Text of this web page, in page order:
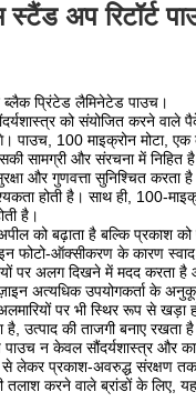
स्टैंड अप रिटॉर्ट
ब्लैक प्रिंटेड लैमिनेटेड पाउच।
को संयोजित करने
पाउच, 100 माइक्रोन मोटा,
और संरचना में निहित
और गुणवत्ता सुनिश्चित
होती है। साथ ही, 100-
है।
को बढ़ाता है बल्कि
फोटो-ऑक्सीकरण के कारण
पर अलग दिखने में मदद करता है
अत्यधिक उपयोगकर्ता के
पर भी स्थिर रूप से
उत्पाद की ताजगी बनाए
न केवल सौंदर्यशास्त्र और
से लेकर प्रकाश-अवरुद्ध संरक्षण
की तलाश करने वाले ब्रांडों के